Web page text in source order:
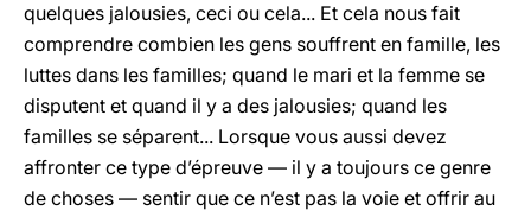
quelques jalousies, ceci ou cela... Et cela nous fait
comprendre combien les gens souffrent en famille, les
luttes dans les familles; quand le mari et la femme se
disputent et quand il y a des jalousies; quand les
familles se séparent... Lorsque vous aussi devez
affronter ce type d’épreuve — il y a toujours ce genre
de choses — sentir que ce n’est pas la voie et offrir au